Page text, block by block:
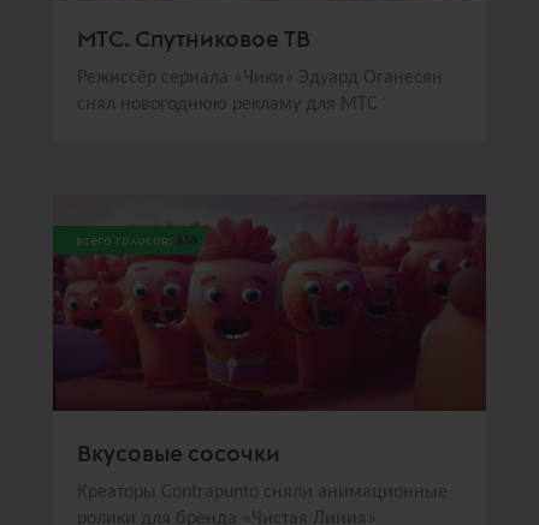
МТС. Спутниковое ТВ
Режиссёр сериала «Чики» Эдуард Оганесян
снял новогоднюю рекламу для МТС
всего голосов: 238
Вкусовые сосочки
Креаторы Contrаpunto сняли анимационные
ролики для бренда «Чистая Линия»